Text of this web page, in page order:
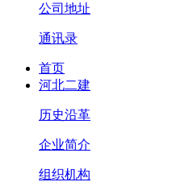
公司地址
通讯录
首页
河北二建
历史沿革
企业简介
组织机构